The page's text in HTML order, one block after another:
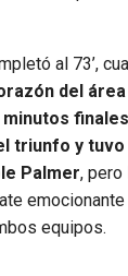
al 73’,
del
triunfo y
Palmer, pero
equipos.